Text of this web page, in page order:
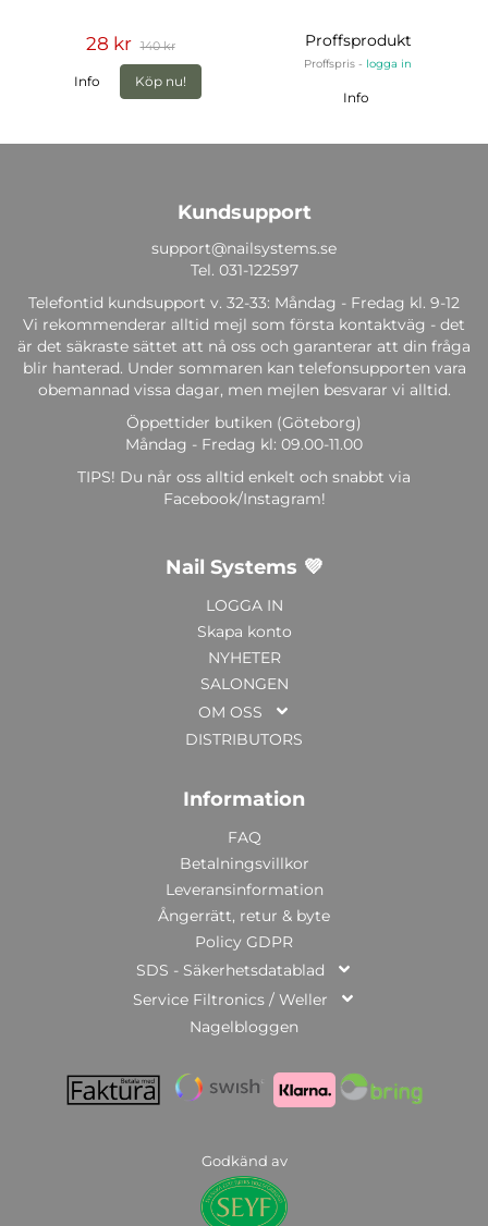
28 kr 140 kr
Info Köp nu!
Proffsprodukt
Proffspris - logga in
Info
Kundsupport
support@nailsystems.se
Tel. 031-122597
Telefontid kundsupport v. 32-33: Måndag - Fredag kl. 9-12
Vi rekommenderar alltid mejl som första kontaktväg - det
är det säkraste sättet att nå oss och garanterar att din fråga
blir hanterad. Under sommaren kan telefonsupporten vara
obemannad vissa dagar, men mejlen besvarar vi alltid.
Öppettider butiken (Göteborg)
Måndag - Fredag kl: 09.00-11.00
TIPS! Du når oss alltid enkelt och snabbt via
Facebook/Instagram!
Nail Systems 💜
LOGGA IN
Skapa konto
NYHETER
SALONGEN
OM OSS
DISTRIBUTORS
Information
FAQ
Betalningsvillkor
Leveransinformation
Ångerrätt, retur & byte
Policy GDPR
SDS - Säkerhetsdatablad
Service Filtronics / Weller
Nagelbloggen
Godkänd av